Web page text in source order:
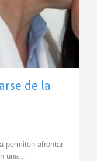
de la
permiten afrontar
una…